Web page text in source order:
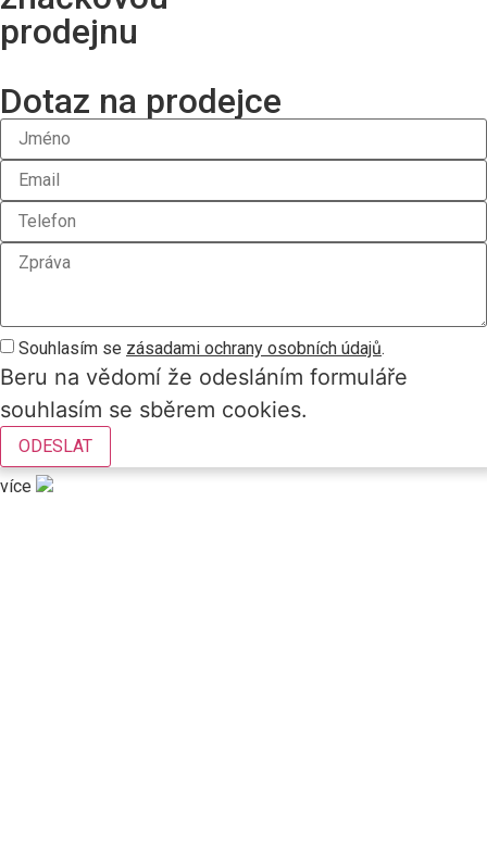
více
prodejnu
Dotaz na prodejce
Souhlasím se zásadami ochrany osobních údajů.
Beru na vědomí že odesláním formuláře
souhlasím se sběrem cookies.
ODESLAT